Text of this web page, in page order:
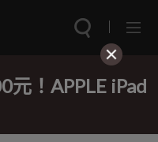
！APPLE iPad